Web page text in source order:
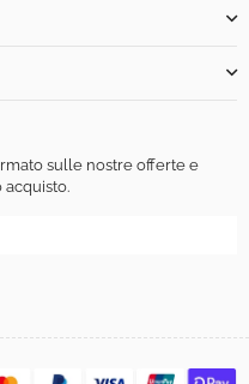
sulle nostre offerte e
acquisto.